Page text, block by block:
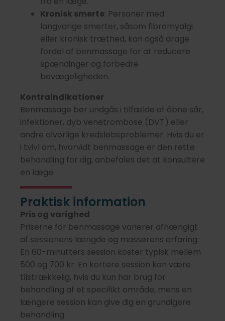
Kronisk smerte: Personer med
langvarige smerter, såsom fibromyalgi
eller kronisk træthed, kan også drage
fordel af benmassage for at reducere
spændinger og forbedre
bevægeligheden..
Kontraindikationer
Benmassage bør undgås i tilfælde af åbne sår,
infektioner, dyb venetrombose (DVT) eller
andre alvorlige kredsløbsproblemer. Hvis du er
i tvivl om, hvorvidt benmassage er den rette
behandling for dig, anbefales det at konsultere
en læge.
Praktisk information
Pris og varighed
Priserne for benmassage varierer afhængigt
af sessionens længde og massørens erfaring.
En 60-minutters session koster typisk mellem
500 og 700 kr. En kortere session kan være
tilstrækkelig, hvis du kun har brug for
behandling af et specifikt område, mens en
længere session kan give dig en grundigere
behandling.